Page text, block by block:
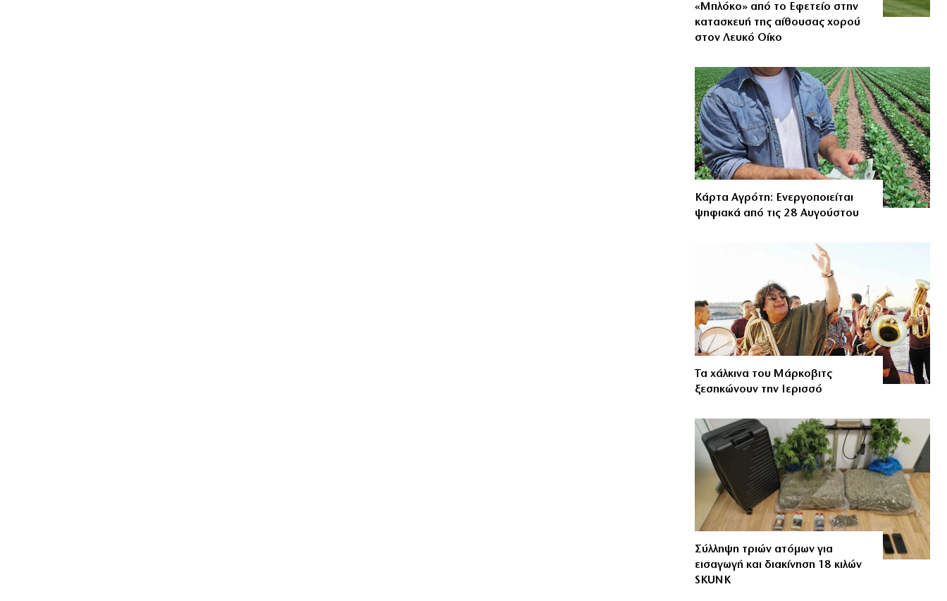
«Μπλόκο» από το Εφετείο στην
κατασκευή της αίθουσας χορού
στον Λευκό Οίκο
Κάρτα Αγρότη: Ενεργοποιείται
ψηφιακά από τις 28 Αυγούστου
Τα χάλκινα του Μάρκοβιτς
ξεσηκώνουν την Ιερισσό
Σύλληψη τριών ατόμων για
εισαγωγή και διακίνηση 18 κιλών
SKUNK